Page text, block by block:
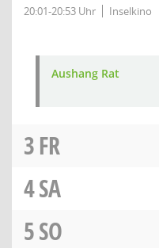
20:01-20:53 Uhr Inselkino
Aushang Rat
3FR
4SA
5SO